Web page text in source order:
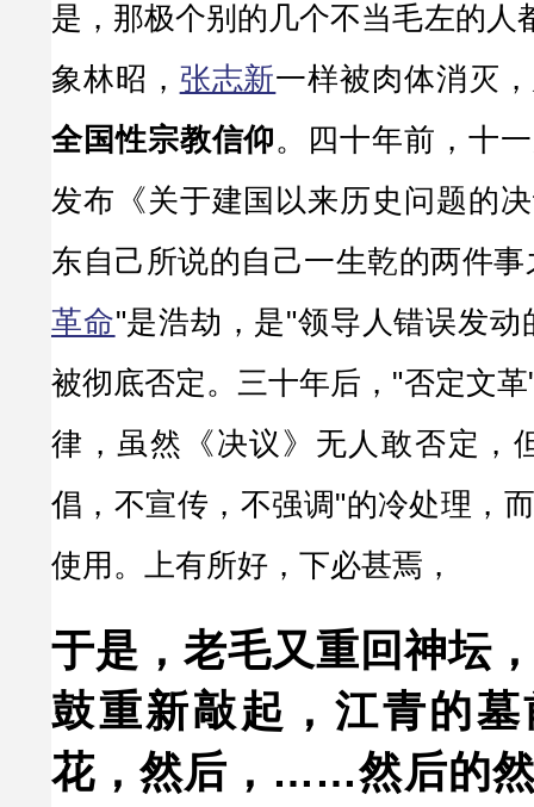
是，那极个别的几个不当毛左的人
象林昭， 张志新一样被肉体消灭，
全国性宗教信仰。四十年前，十
发布《关于建国以来历史问题的
东自己所说的自己一生乾的两件
革命"是浩劫，是"领导人错误发动
被彻底否定。三十年后，"否定文
律，虽然《决议》无人敢否定，
倡，不宣传，不强调"的冷处理，
使用。上有所好，下必甚焉，
于是，老毛又重回神坛
鼓重新敲起，江青的
花，然后，……然后的